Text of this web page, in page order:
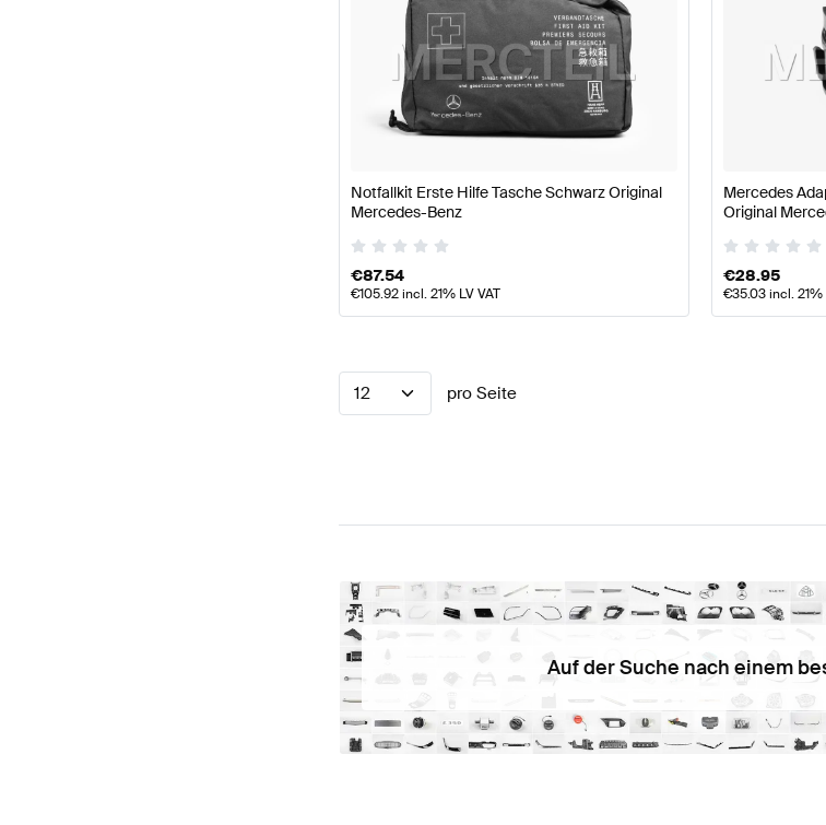
Notfallkit Erste Hilfe Tasche Schwarz Original
Mercedes-Benz
€87.54
€105.92incl. 21% LV VAT
Mercedes
Original
€28.95
€35.03incl. 21%
12 pro Seite
Auf der Suche nach einem